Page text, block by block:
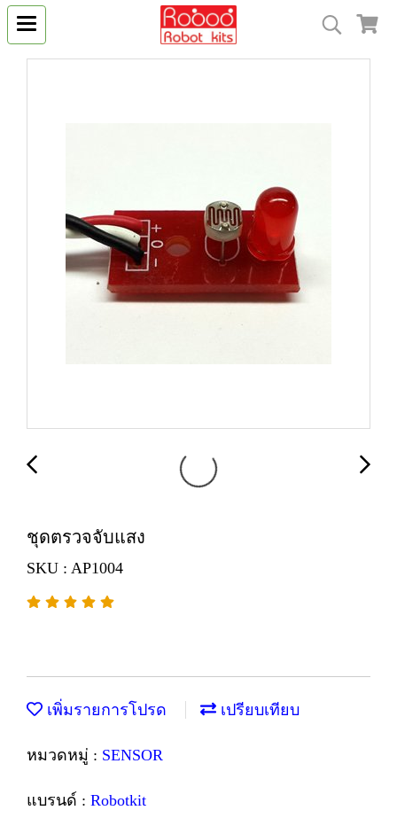
ชุดตรวจจับแสง
SKU : AP1004
เพิ่มรายการโปรด เปรียบเทียบ
หมวดหมู่ : SENSOR
แบรนด์ : Robotkit